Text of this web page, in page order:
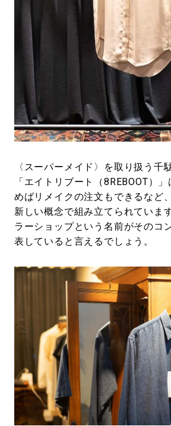
〈スーパーメイド〉を取り扱う千
「エイトリブート（8REBOOT）
めばリメイクの注文もできるなど
新しい概念で組み立てられていま
ラーショップという名前がそのコ
表していると言えるでしょう。